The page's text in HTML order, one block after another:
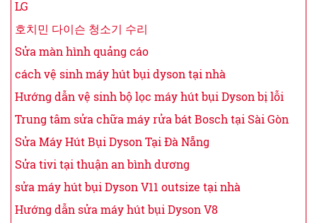
LG
호치민 다이슨 청소기 수리
Sửa màn hình quảng cáo
cách vệ sinh máy hút bụi dyson tại nhà
Hướng dẫn vệ sinh bộ lọc máy hút bụi Dyson bị lỗi
Trung tâm sửa chữa máy rửa bát Bosch tại Sài Gòn
Sửa Máy Hút Bụi Dyson Tại Đà Nẵng
Sửa tivi tại thuận an bình dương
sửa máy hút bụi Dyson V11 outsize tại nhà
Hướng dẫn sửa máy hút bụi Dyson V8